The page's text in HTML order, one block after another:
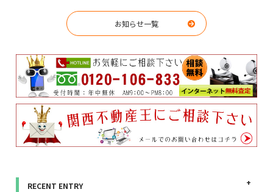
お知らせ一覧
RECENT ENTRY